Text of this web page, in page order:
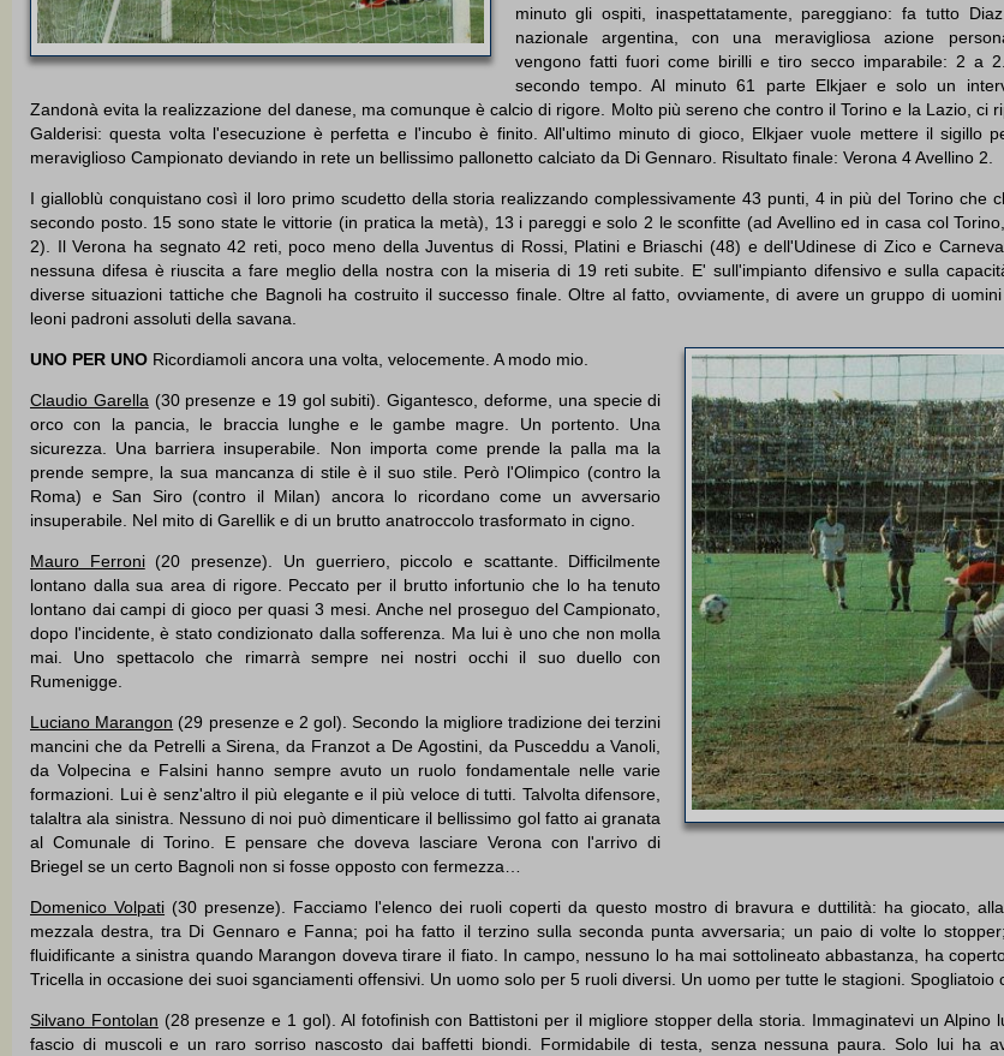
minuto gli ospiti, inaspettatamente, pareggiano: fa tutto
nazionale argentina, con una meravigliosa azione
vengono fatti fuori come birilli e tiro secco imparabile: 2 a
secondo tempo. Al minuto 61 parte Elkjaer e solo un
Zandonà evita la realizzazione del danese, ma comunque è calcio di rigore. Molto più sereno che contro il Torino e la Lazio, ci
Galderisi: questa volta l'esecuzione è perfetta e l'incubo è finito. All'ultimo minuto di gioco, Elkjaer vuole mettere il sigillo
meraviglioso Campionato deviando in rete un bellissimo pallonetto calciato da Di Gennaro. Risultato finale: Verona 4 Avellino 2.
I gialloblù conquistano così il loro primo scudetto della storia realizzando complessivamente 43 punti, 4 in più del Torino che
secondo posto. 15 sono state le vittorie (in pratica la metà), 13 i pareggi e solo 2 le sconfitte (ad Avellino ed in casa col
2). Il Verona ha segnato 42 reti, poco meno della Juventus di Rossi, Platini e Briaschi (48) e dell'Udinese di Zico e
nessuna difesa è riuscita a fare meglio della nostra con la miseria di 19 reti subite. E' sull'impianto difensivo e sulla
diverse situazioni tattiche che Bagnoli ha costruito il successo finale. Oltre al fatto, ovviamente, di avere un gruppo di
leoni padroni assoluti della savana.
UNO PER UNO Ricordiamoli ancora una volta, velocemente. A modo mio.
Claudio Garella (30 presenze e 19 gol subiti). Gigantesco, deforme, una specie di
orco con la pancia, le braccia lunghe e le gambe magre. Un portento. Una
sicurezza. Una barriera insuperabile. Non importa come prende la palla ma la
prende sempre, la sua mancanza di stile è il suo stile. Però l'Olimpico (contro la
Roma) e San Siro (contro il Milan) ancora lo ricordano come un avversario
insuperabile. Nel mito di Garellik e di un brutto anatroccolo trasformato in cigno.
Mauro Ferroni(20 presenze). Un guerriero, piccolo e scattante. Difficilmente
lontano dalla sua area di rigore. Peccato per il brutto infortunio che lo ha tenuto
lontano dai campi di gioco per quasi 3 mesi. Anche nel proseguo del Campionato,
dopo l'incidente, è stato condizionato dalla sofferenza. Ma lui è uno che non molla
mai. Uno spettacolo che rimarrà sempre nei nostri occhi il suo duello con
Rumenigge.
Luciano Marangon (29 presenze e 2 gol). Secondo la migliore tradizione dei terzini
mancini che da Petrelli a Sirena, da Franzot a De Agostini, da Pusceddu a Vanoli,
da Volpecina e Falsini hanno sempre avuto un ruolo fondamentale nelle varie
formazioni. Lui è senz'altro il più elegante e il più veloce di tutti. Talvolta difensore,
talaltra ala sinistra. Nessuno di noi può dimenticare il bellissimo gol fatto ai granata
al Comunale di Torino. E pensare che doveva lasciare Verona con l'arrivo di
Briegel se un certo Bagnoli non si fosse opposto con fermezza…
Domenico Volpati (30 presenze). Facciamo l'elenco dei ruoli coperti da questo mostro di bravura e duttilità: ha giocato,
mezzala destra, tra Di Gennaro e Fanna; poi ha fatto il terzino sulla seconda punta avversaria; un paio di volte lo
fluidificante a sinistra quando Marangon doveva tirare il fiato. In campo, nessuno lo ha mai sottolineato abbastanza, ha
Tricella in occasione dei suoi sganciamenti offensivi. Un uomo solo per 5 ruoli diversi. Un uomo per tutte le stagioni. Spogliatoio
Silvano Fontolan (28 presenze e 1 gol). Al fotofinish con Battistoni per il migliore stopper della storia. Immaginatevi un Alpino
fascio di muscoli e un raro sorriso nascosto dai baffetti biondi. Formidabile di testa, senza nessuna paura. Solo lui ha